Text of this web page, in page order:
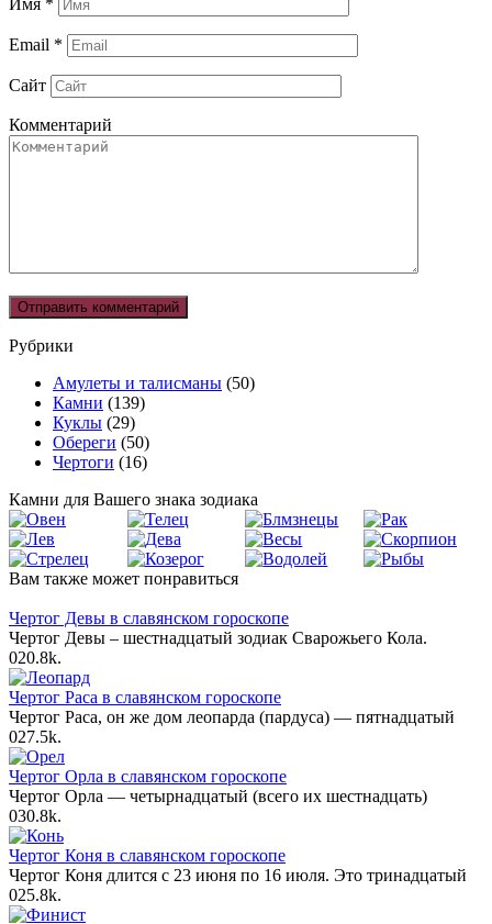
Имя *
Email *
Сайт
Комментарий
Рубрики
Амулеты и талисманы (50)
Камни (139)
Куклы (29)
Обереги (50)
Чертоги (16)
Камни для Вашего знака зодиака
Вам также может понравиться
Чертог Девы в славянском гороскопе
Чертог Девы – шестнадцатый зодиак Сварожьего Кола.
020.8k.
Чертог Раса в славянском гороскопе
Чертог Раса, он же дом леопарда (пардуса) — пятнадцатый
027.5k.
Чертог Орла в славянском гороскопе
Чертог Орла — четырнадцатый (всего их шестнадцать)
030.8k.
Чертог Коня в славянском гороскопе
Чертог Коня длится с 23 июня по 16 июля. Это тринадцатый
025.8k.